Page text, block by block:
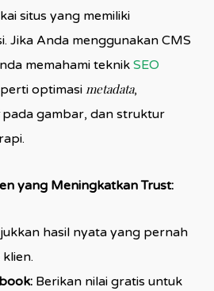
situs yang memiliki
Jika Anda menggunakan CMS
memahami teknik SEO
optimasi metadata,
gambar, dan struktur
yang Meningkatkan Trust:
hasil nyata yang pernah
Berikan nilai gratis untuk